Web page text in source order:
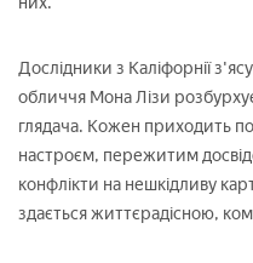
Дослідники з Каліфорнії
обличчя Мона Лізи
глядача. Кожен приходить
настроєм, пережитим
конфлікти на нешкідливу
здається життєрадісною,